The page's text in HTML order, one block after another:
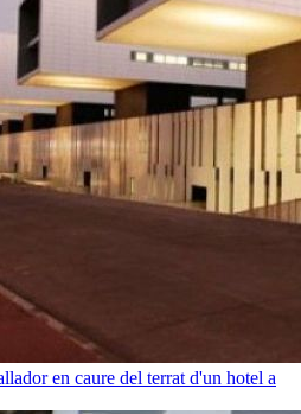
en caure del terrat d'un hotel a